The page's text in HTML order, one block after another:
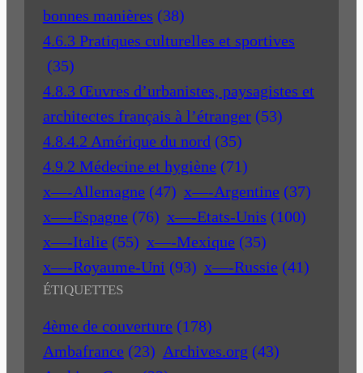
bonnes manières (38)
4.6.3 Pratiques culturelles et sportives
(35)
4.8.3 Œuvres d’urbanistes, paysagistes et
architectes français à l’étranger (53)
4.8.4.2 Amérique du nord (35)
4.9.2 Médecine et hygiène (71)
x—-Allemagne (47) x—-Argentine (37)
x—-Espagne (76) x—-Etats-Unis (100)
x—-Italie (55) x—-Mexique (35)
x—-Royaume-Uni (93) x—-Russie (41)
ÉTIQUETTES
4ème de couverture (178)
Ambafrance (23) Archives.org (43)